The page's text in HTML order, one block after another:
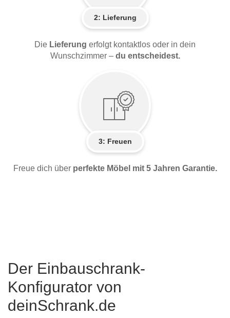
2: Lieferung
Die Lieferung erfolgt kontaktlos oder in dein
Wunschzimmer – du entscheidest.
3: Freuen
Freue dich über perfekte Möbel mit 5 Jahren Garantie.
Der Einbauschrank-
Konfigurator von
deinSchrank.de